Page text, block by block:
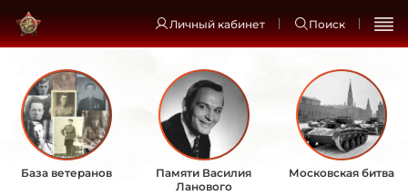
Личный кабинет Поиск
База ветеранов
Памяти Василия
Ланового
Московская битва